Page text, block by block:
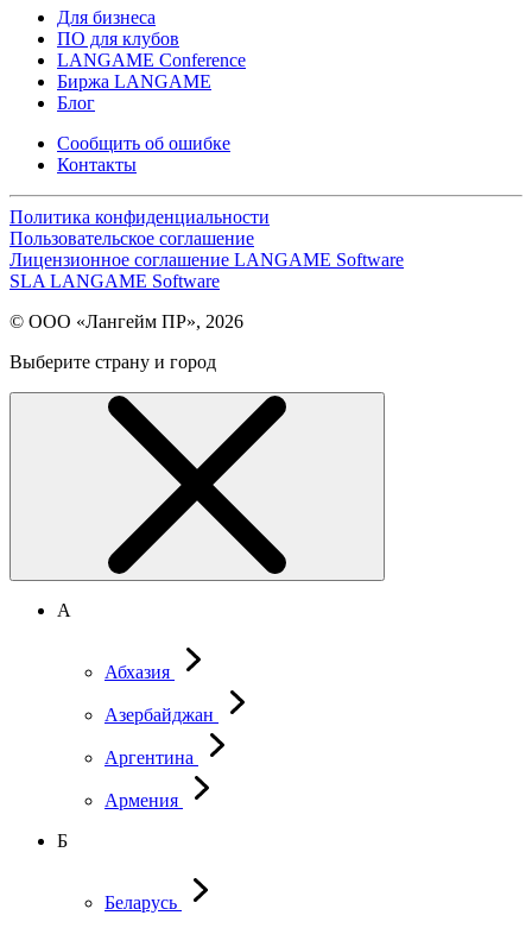
Для бизнеса
ПО для клубов
LANGAME Conference
Биржа LANGAME
Блог
Сообщить об ошибке
Контакты
Политика конфиденциальности
Пользовательское соглашение
Лицензионное соглашение LANGAME Software
SLA LANGAME Software
© ООО «Лангейм ПР», 2026
Выберите страну и город
А
Абхазия
Азербайджан
Аргентина
Армения
Б
Беларусь